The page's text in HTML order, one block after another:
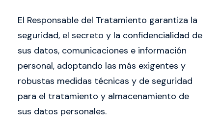
El Responsable del Tratamiento garantiza la
seguridad, el secreto y la confidencialidad de
sus datos, comunicaciones e información
personal, adoptando las más exigentes y
robustas medidas técnicas y de seguridad
para el tratamiento y almacenamiento de
sus datos personales.